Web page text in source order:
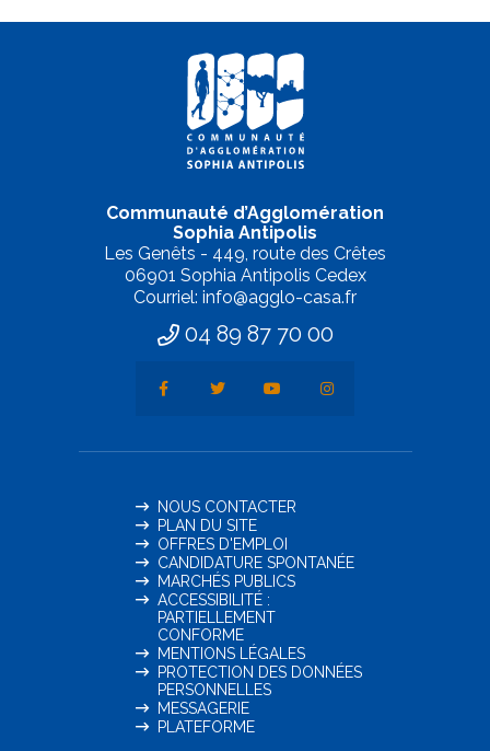
Communauté d’Agglomération
Sophia Antipolis
Les Genêts - 449, route des Crêtes
06901 Sophia Antipolis Cedex
Courriel: info@agglo-casa.fr
04 89 87 70 00
NOUS CONTACTER
PLAN DU SITE
OFFRES D'EMPLOI
CANDIDATURE SPONTANÉE
MARCHÉS PUBLICS
ACCESSIBILITÉ :
PARTIELLEMENT
CONFORME
MENTIONS LÉGALES
PROTECTION DES DONNÉES
PERSONNELLES
MESSAGERIE
PLATEFORME